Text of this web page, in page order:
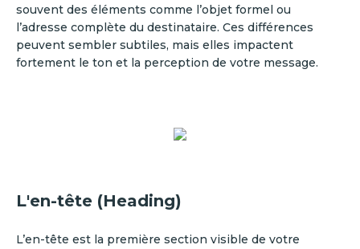
souvent des éléments comme l’objet formel ou
l’adresse complète du destinataire. Ces différences
peuvent sembler subtiles, mais elles impactent
fortement le ton et la perception de votre message.
L'en-tête (Heading)
L’en-tête est la première section visible de votre